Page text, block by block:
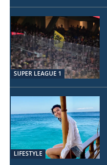
SUPER LEAGUE 1
LIFESTYLE